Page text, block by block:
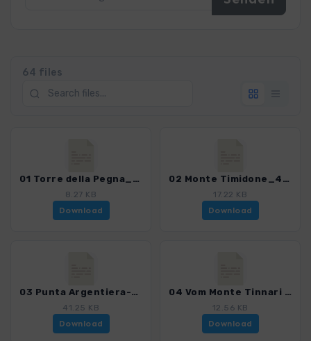
64 files
01 Torre della Pegna_4023_6.gpx
8.27 KB
Download
02 Monte Timidone_4023_6.gpx
17.22 KB
Download
03 Punta Argentiera-2012_4023_6.gpx
41.25 KB
Download
04 Vom Monte Tinnari zur Costa Paradiso_4023_6.gpx
12.56 KB
Download